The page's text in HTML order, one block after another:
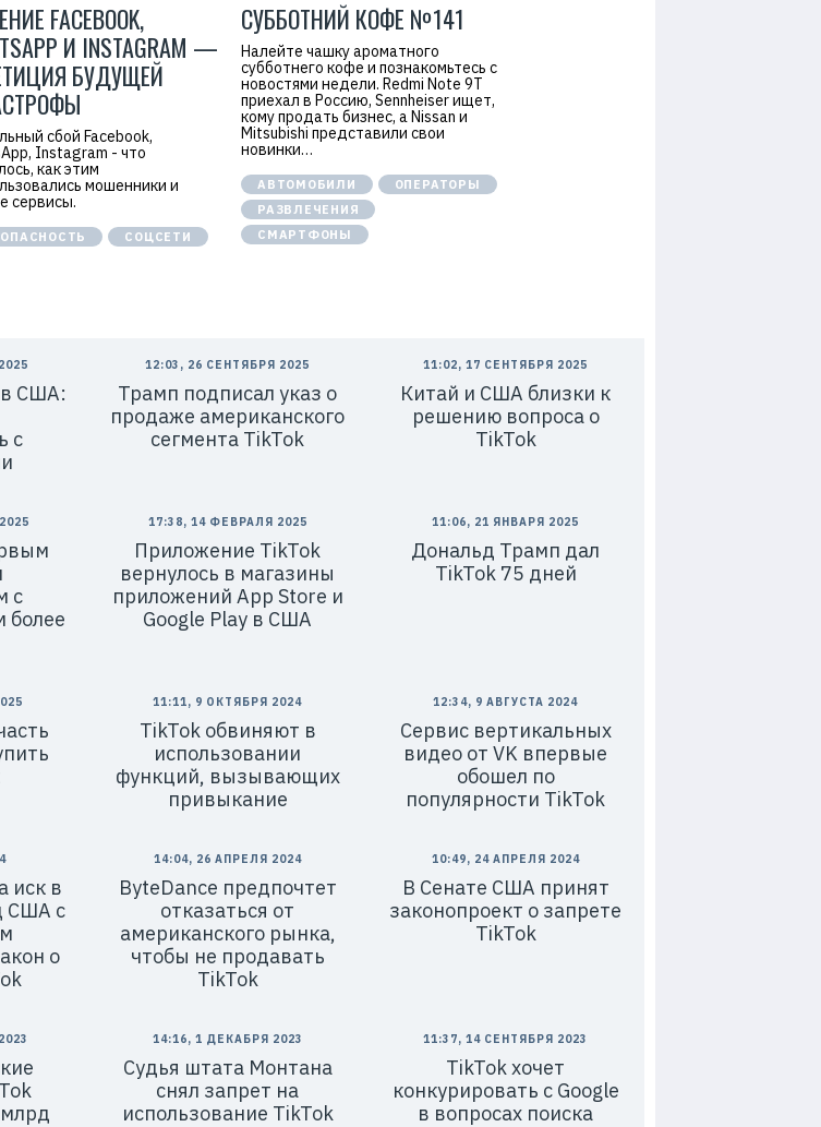
FACEBOOK,
И INSTAGRAM —
БУДУЩЕЙ
сбой Facebook,
Instagram - что
как этим
мошенники и
сервисы.
СОЦСЕТИ
СУББОТНИЙ КОФЕ №141
Налейте чашку ароматного
субботнего кофе и познакомьтесь с
новостями недели. Redmi Note 9T
приехал в Россию, Sennheiser ищет,
кому продать бизнес, а Nissan и
Mitsubishi представили свои
новинки…
АВТОМОБИЛИ
ОПЕРАТОРЫ
РАЗВЛЕЧЕНИЯ
СМАРТФОНЫ
в США:
с
12:03, 26 СЕНТЯБРЯ 2025
Трамп подписал указ о
продаже американского
сегмента TikTok
11:02, 17 СЕНТЯБРЯ 2025
Китай и США близки к
решению вопроса о
TikTok
c
более
17:38, 14 ФЕВРАЛЯ 2025
Приложение TikTok
вернулось в магазины
приложений App Store и
Google Play в США
11:06, 21 ЯНВАРЯ 2025
Дональд Трамп дал
TikTok 75 дней
11:11, 9 ОКТЯБРЯ 2024
TikTok обвиняют в
использовании
функций, вызывающих
привыкание
12:34, 9 АВГУСТА 2024
Сервис вертикальных
видео от VK впервые
обошел по
популярности TikTok
иск в
США с
о
14:04, 26 АПРЕЛЯ 2024
ByteDance предпочтет
отказаться от
американского рынка,
чтобы не продавать
TikTok
10:49, 24 АПРЕЛЯ 2024
В Сенате США принят
законопроект о запрете
TikTok
14:16, 1 ДЕКАБРЯ 2023
Cудья штата Монтана
снял запрет на
использование TikTok
11:37, 14 СЕНТЯБРЯ 2023
TikTok хочет
конкурировать с Google
в вопросах поиска